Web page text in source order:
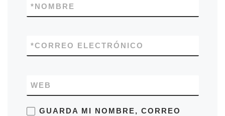
NOMBRE
*
CORREO ELECTRÓNICO
*
WEB
GUARDA MI NOMBRE, CORREO